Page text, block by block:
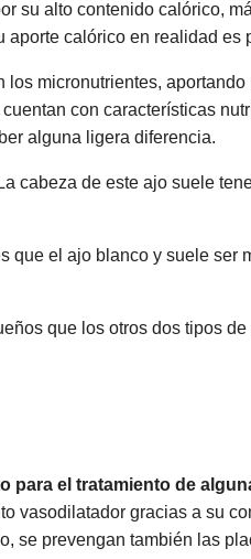
su alto contenido calórico,
calórico en realidad es
micronutrientes,
con características
alguna ligera diferencia.
cabeza de este ajo suele
que el ajo blanco y suele
que los otros dos tipos
para el tratamiento de
vasodilatador gracias a su
se prevengan también las